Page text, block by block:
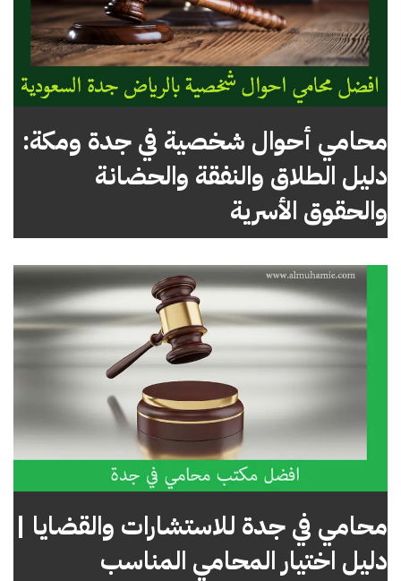
محامي أحوال شخصية في جدة ومكة:
دليل الطلاق والنفقة والحضانة
والحقوق الأسرية
محامي في جدة للاستشارات والقضايا |
دليل اختيار المحامي المناسب